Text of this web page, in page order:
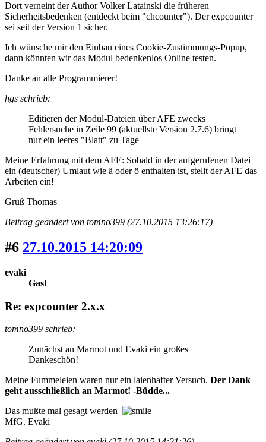
Dort verneint der Author Volker Latainski die früheren
Sicherheitsbedenken (entdeckt beim "chcounter"). Der expcounter
sei seit der Version 1 sicher.
Ich wünsche mir den Einbau eines Cookie-Zustimmungs-Popup,
dann könnten wir das Modul bedenkenlos Online testen.
Danke an alle Programmierer!
hgs schrieb:
Editieren der Modul-Dateien über AFE zwecks
Fehlersuche in Zeile 99 (aktuellste Version 2.7.6) bringt
nur ein leeres "Blatt" zu Tage
Meine Erfahrung mit dem AFE: Sobald in der aufgerufenen Datei
ein (deutscher) Umlaut wie ä oder ö enthalten ist, stellt der AFE das
Arbeiten ein!
Gruß Thomas
Beitrag geändert von tomno399 (27.10.2015 13:26:17)
#6 27.10.2015 14:20:09
evaki
Gast
Re: expcounter 2.x.x
tomno399 schrieb:
Zunächst an Marmot und Evaki ein großes
Dankeschön!
Meine Fummeleien waren nur ein laienhafter Versuch. Der Dank
geht ausschließlich an Marmot! -Büdde...
Das mußte mal gesagt werden
MfG. Evaki